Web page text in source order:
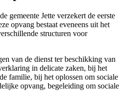
gemeente Jette verzekert de eerste
opvang bestaat eveneens uit het
structuren voor
van de dienst ter beschikking van
in delicate zaken, bij het
familie, bij het oplossen om sociale
opvang, begeleiding om sociale